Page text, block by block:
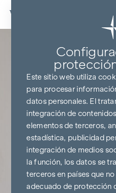
Ir al contenido
Este sitio web utiliza
para procesar
datos personales. El
integración de
elementos de terceros,
estadística, publicidad
integración de medios
la función, los datos se
terceros en países que no
adecuado de protección